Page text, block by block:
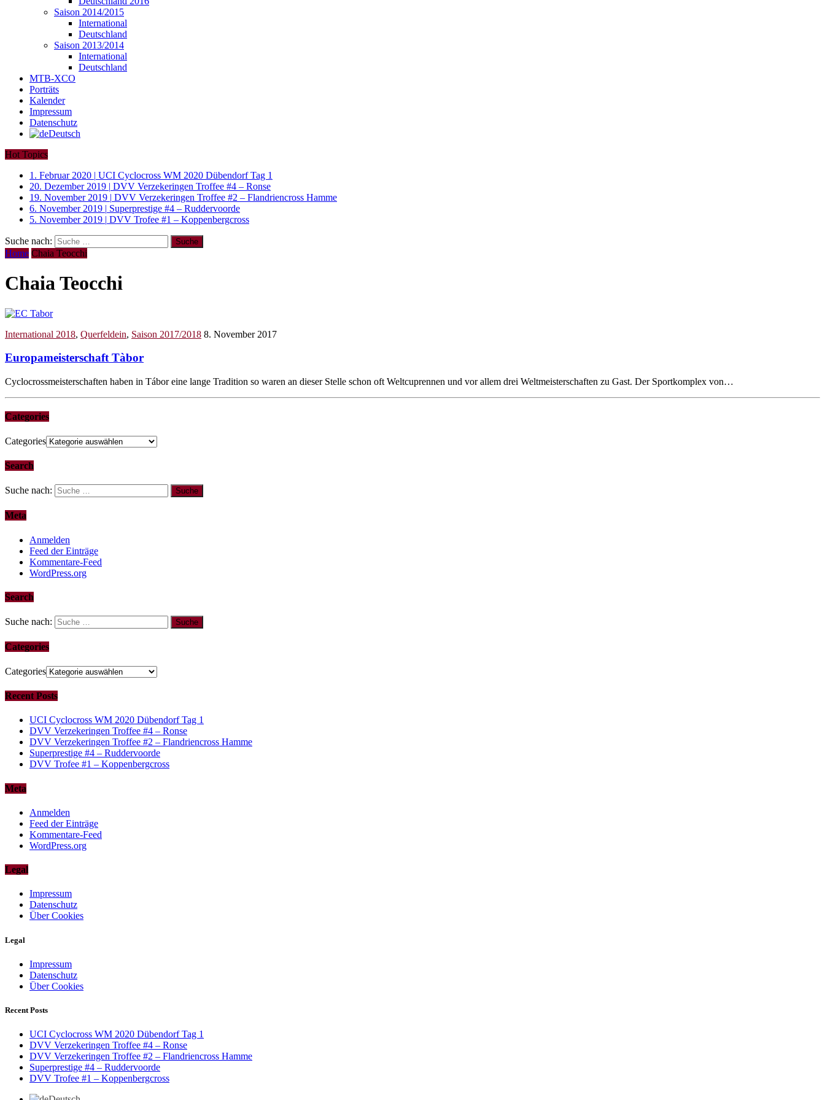
Saison 2014/2015
International
Deutschland
Saison 2013/2014
International
Deutschland
MTB-XCO
Porträts
Kalender
Impressum
Datenschutz
Deutsch
Hot Topics
1. Februar 2020 | UCI Cyclocross WM 2020 Dübendorf Tag 1
20. Dezember 2019 | DVV Verzekeringen Troffee #4 – Ronse
19. November 2019 | DVV Verzekeringen Troffee #2 – Flandriencross Hamme
6. November 2019 | Superprestige #4 – Ruddervoorde
5. November 2019 | DVV Trofee #1 – Koppenbergcross
Suche nach:
Home Chaia Teocchi
Chaia Teocchi
International 2018, Querfeldein, Saison 2017/2018 8. November 2017
Europameisterschaft Tàbor
Cyclocrossmeisterschaften haben in Tábor eine lange Tradition so waren an dieser Stelle schon oft Weltcuprennen und vor allem drei Weltmeisterschaften zu Gast. Der Sportkomplex von…
Categories
Categories
Search
Suche nach:
Meta
Anmelden
Feed der Einträge
Kommentare-Feed
WordPress.org
Search
Suche nach:
Categories
Categories
Recent Posts
UCI Cyclocross WM 2020 Dübendorf Tag 1
DVV Verzekeringen Troffee #4 – Ronse
DVV Verzekeringen Troffee #2 – Flandriencross Hamme
Superprestige #4 – Ruddervoorde
DVV Trofee #1 – Koppenbergcross
Meta
Anmelden
Feed der Einträge
Kommentare-Feed
WordPress.org
Legal
Impressum
Datenschutz
Über Cookies
Legal
Impressum
Datenschutz
Über Cookies
Recent Posts
UCI Cyclocross WM 2020 Dübendorf Tag 1
DVV Verzekeringen Troffee #4 – Ronse
DVV Verzekeringen Troffee #2 – Flandriencross Hamme
Superprestige #4 – Ruddervoorde
DVV Trofee #1 – Koppenbergcross